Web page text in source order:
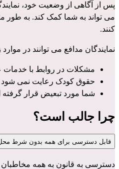
پس از آگاهی از وضعیت خود،
می تواند به شما کمک کند. به طور
کنند.
نمایندگان مدافع می توانند در
مشکلات در روابط با خدمات
حقوق کودک رعایت نمی شود
شما مورد تبعیض قرار گرفته
چرا جالب است؟
قابل دسترسی برای همه بدون شرط
دسترسی به قانون به همه مخاطبان